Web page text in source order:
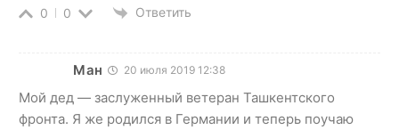
0 0 Ответить
Ман 20 июля 2019 12:38
Мой дед — заслуженный ветеран Ташкентского
фронта. Я же родился в Германии и теперь поучаю